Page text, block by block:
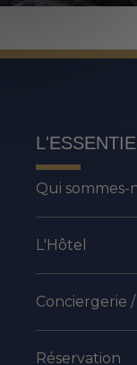
Qui sommes-
L'Hôtel
Conciergerie /
Réservation